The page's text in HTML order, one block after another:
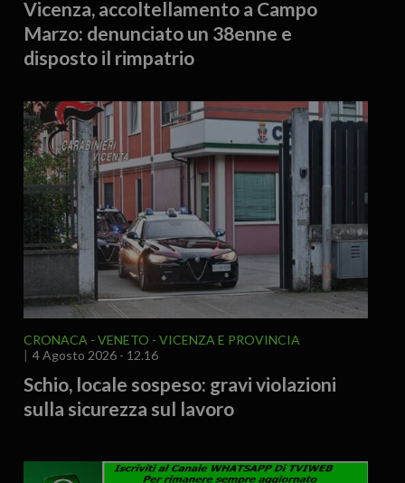
Vicenza, accoltellamento a Campo
Marzo: denunciato un 38enne e
disposto il rimpatrio
CRONACA VENETO
VICENZA E PROVINCIA
4 Agosto 2026 - 12.16
Schio, locale sospeso: gravi violazioni
sulla sicurezza sul lavoro